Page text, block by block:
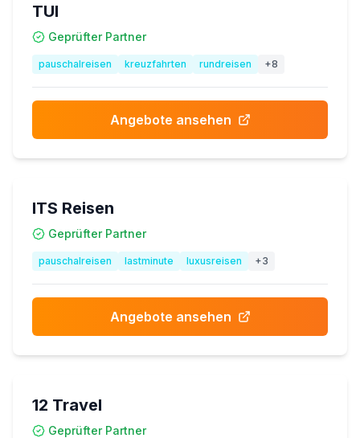
TUI
Geprüfter Partner
pauschalreisen kreuzfahrten rundreisen +8
Angebote ansehen
ITS Reisen
Geprüfter Partner
pauschalreisen lastminute luxusreisen +3
Angebote ansehen
12 Travel
Geprüfter Partner